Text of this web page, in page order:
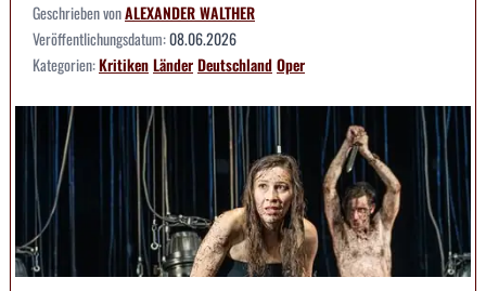
Geschrieben vonALEXANDER WALTHER
Veröffentlichungsdatum:08.06.2026
Kategorien:KritikenLänderDeutschlandOper